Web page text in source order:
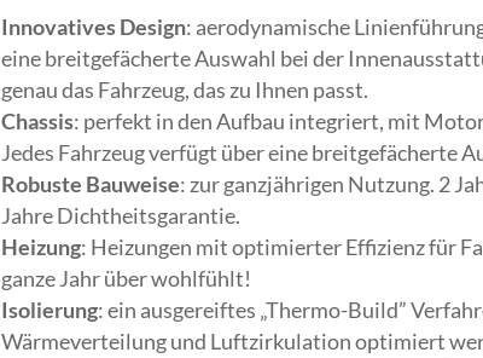
Innovatives Design: aerodynamische
eine breitgefächerte Auswahl bei der
genau das Fahrzeug, das zu Ihnen passt.
Chassis: perfekt in den Aufbau integriert, mit
Jedes Fahrzeug verfügt über eine breitgefächerte
Robuste Bauweise: zur ganzjährigen Nutzung. 2
Jahre Dichtheitsgarantie.
Heizung: Heizungen mit optimierter Effizienz für
ganze Jahr über wohlfühlt!
Isolierung: ein ausgereiftes „Thermo-Build”
Wärmeverteilung und Luftzirkulation optimiert